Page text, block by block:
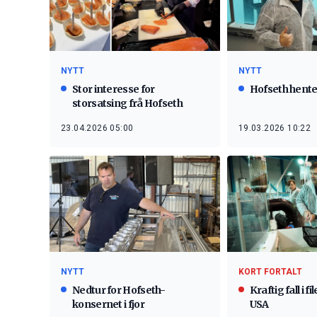
NYTT
Stor interesse for
storsatsing frå Hofseth
23.04.2026 05:00
NYTT
Hofseth
19.03.2026 10:22
NYTT
Nedtur for Hofseth-
konsernet i fjor
KORT FORTALT
Kraftig fall i
USA